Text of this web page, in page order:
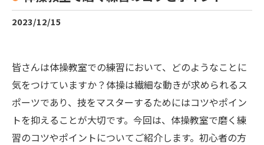
2023/12/15
皆さんは体操教室での練習において、どのようなことに
気をつけていますか？体操は繊細な動きが求められるス
ポーツであり、技をマスターするためにはコツやポイン
トを抑えることが大切です。今回は、体操教室で磨く練
習のコツやポイントについてご紹介します。初心者の方